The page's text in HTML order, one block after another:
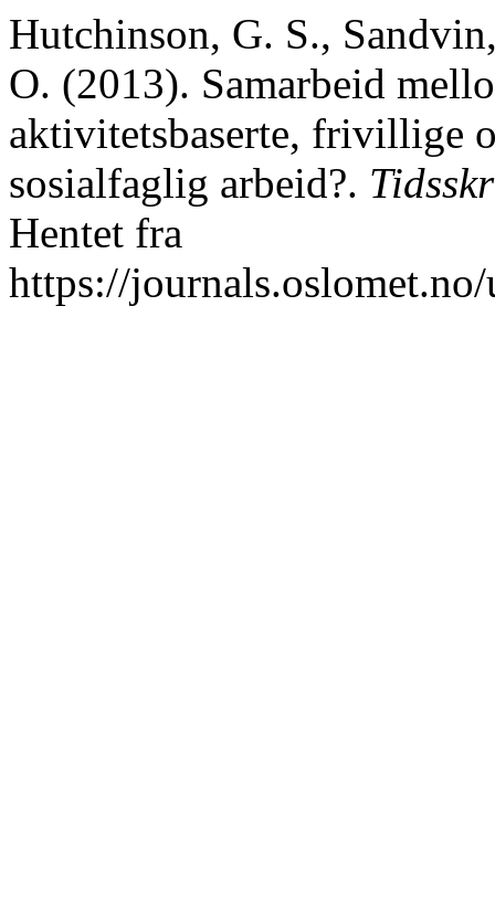
Hutchinson, G. S.,
O. (2013). Samarbeid
aktivitetsbaserte, frivillige
sosialfaglig arbeid?.
Hentet fra
https://